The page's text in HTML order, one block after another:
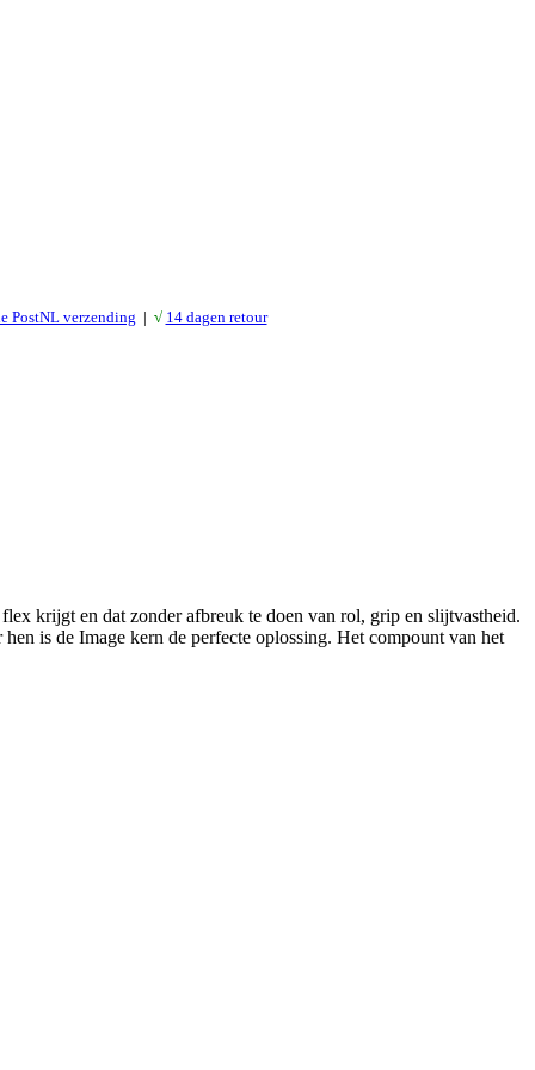
PostNL verzending | √ 14 dagen retour
krijgt en dat zonder afbreuk te doen van rol, grip en slijtvastheid.
is de Image kern de perfecte oplossing. Het compount van het